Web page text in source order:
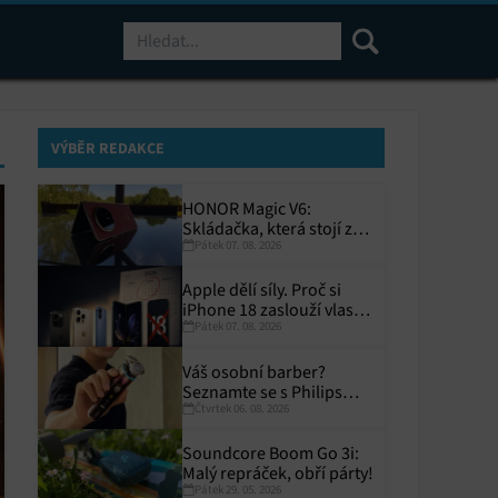
VÝBĚR REDAKCE
HONOR Magic V6:
Skládačka, která stojí za
toPátek 07. 08. 2026
Apple dělí síly. Proč si
iPhone 18 zaslouží vlastní
termín?
Pátek 07. 08. 2026
Váš osobní barber?
Seznamte se s Philips
i9000 Prestige Ultra
Čtvrtek 06. 08. 2026
Soundcore Boom Go 3i:
Malý repráček, obří párty!
Pátek 29. 05. 2026